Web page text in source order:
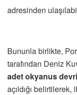
adresinden
Bununla birlikte,
tarafından Deniz
adet okyanus
açıldığı belirtilerek,